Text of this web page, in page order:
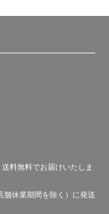
料無料でお届けいたしま
舗休業期間を除く）に発送